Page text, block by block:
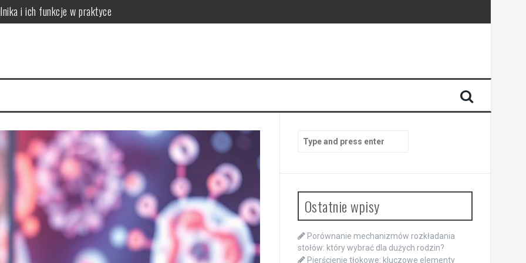
i ich funkcje w praktyce
i skuteczna rutyna anti-aging
na 4 tygodnie
cerę i jak to naprawić
for:
Ostatnie wpisy
Porównanie mechanizmów rozkładania
stołów: który wybrać dla dużych rodzin?
Pierścienie tłokowe: kluczowe elementy